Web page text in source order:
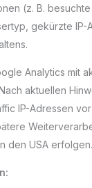
(z. B.
gekürzte IP-
Analytics mit
aktuellen
IP-Adressen
den USA erfolgen.